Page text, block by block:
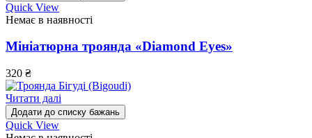
Quick View
Немає в наявності
Мініатюрна троянда «Diamond Eyes»
320 ₴
Читати далі
Додати до списку бажань
Quick View